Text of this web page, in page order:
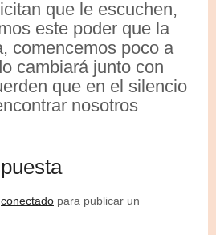
que le escuchen,
este poder que la
comencemos poco a
cambiará junto con
que en el silencio
nosotros
conectado para publicar un